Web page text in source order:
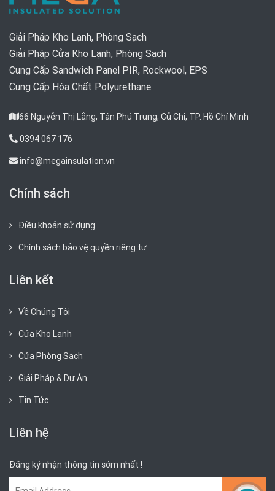
Giải Pháp Kho Lạnh, Phòng Sạch
Giải Pháp Cửa Kho Lạnh, Phòng Sạch
Cung Cấp Sandwich Panel PIR, Rockwool, EPS
Cung Cấp Hóa Chất Polyurethane
66 Nguyễn Thị Lắng, Tân Phú Trung, Củ Chi, TP. Hồ Chí Minh
0394 067 176
info@megainsulation.vn
Chính sách
Điều khoản sử dụng
Chính sách bảo vệ quyền riêng tư
Liên kết
Về Chúng Tôi
Cửa Kho Lạnh
Cửa Phòng Sạch
Giải Pháp & Dự Án
Tin Tức
Liên hệ
Đăng ký nhận thông tin sớm nhất !